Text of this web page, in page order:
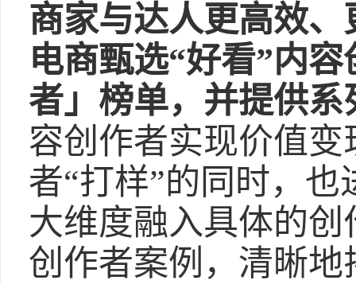
商家与达人更高效
电商甄选“好看”内
者」榜单，并提供系
容创作者实现价值
者“打样”的同时，
大维度融入具体的
创作者案例，清晰地